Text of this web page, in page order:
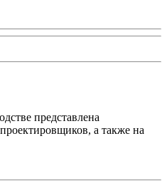
представлена
а также на